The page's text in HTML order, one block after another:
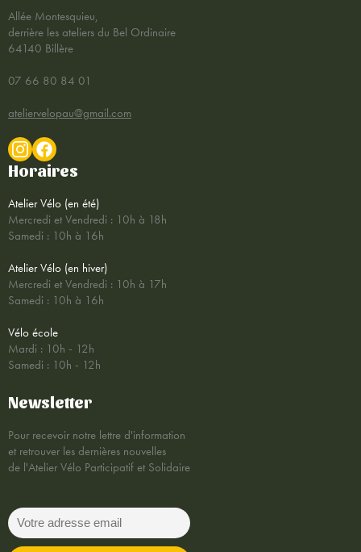
Allée Montesquieu,
derrière les ateliers du Bel Ordinaire
64140 Billère
07 66 80 84 01
ateliervelopau@gmail.com
Horaires
Atelier Vélo (en été)
Mercredi et Vendredi : 10h à 18h
Samedi : 10h à 16h
Atelier Vélo (en hiver)
Mercredi et Vendredi : 10h à 17h
Samedi : 10h à 16h
Vélo école
Mardi : 10h - 12h
Samedi : 10h - 12h
Newsletter
Pour recevoir notre lettre d'information
et retrouver les dernières nouvelles
de l'Atelier Vélo Participatif et Solidaire